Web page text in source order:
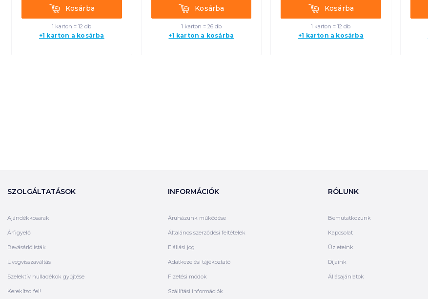
KosárbaKosárba
1 karton = 12 db
+1 karton a kosárba
KosárbaKosárba
1 karton = 26 db
+1 karton a kosárba
KosárbaKosárba
1 karton = 12 db
+1 karton a kosárba
SZOLGÁLTATÁSOK
Ajándékkosarak
Árfigyelő
Bevásárlólisták
Üvegvisszaváltás
Szelektív hulladékok gyűjtése
Kerekítsd fel!
INFORMÁCIÓK
Áruházunk működése
Általános szerződési feltételek
Elállási jog
Adatkezelési tájékoztató
Fizetési módok
Szállítási információk
RÓLUNK
Bemutatkozunk
Kapcsolat
Üzleteink
Díjaink
Állásajánlatok